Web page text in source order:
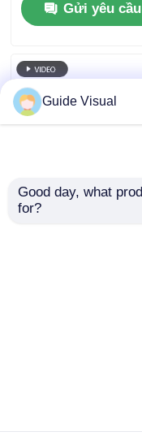
& tín hiệu kép cho
các sự kiện sân
Gửi yêu cầu
Guide Visual
Good day, what
for?